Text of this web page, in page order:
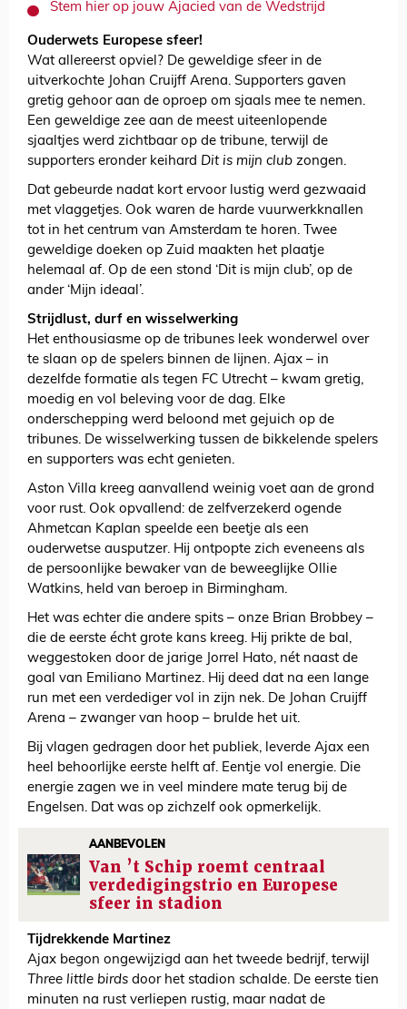
Stem hier op jouw Ajacied van de Wedstrijd
Ouderwets Europese sfeer!
Wat allereerst opviel? De geweldige sfeer in de
uitverkochte Johan Cruijff Arena. Supporters gaven
gretig gehoor aan de oproep om sjaals mee te nemen.
Een geweldige zee aan de meest uiteenlopende
sjaaltjes werd zichtbaar op de tribune, terwijl de
supporters eronder keihard Dit is mijn club zongen.
Dat gebeurde nadat kort ervoor lustig werd gezwaaid
met vlaggetjes. Ook waren de harde vuurwerkknallen
tot in het centrum van Amsterdam te horen. Twee
geweldige doeken op Zuid maakten het plaatje
helemaal af. Op de een stond ‘Dit is mijn club’, op de
ander ‘Mijn ideaal’.
Strijdlust, durf en wisselwerking
Het enthousiasme op de tribunes leek wonderwel over
te slaan op de spelers binnen de lijnen. Ajax – in
dezelfde formatie als tegen FC Utrecht – kwam gretig,
moedig en vol beleving voor de dag. Elke
onderschepping werd beloond met gejuich op de
tribunes. De wisselwerking tussen de bikkelende spelers
en supporters was echt genieten.
Aston Villa kreeg aanvallend weinig voet aan de grond
voor rust. Ook opvallend: de zelfverzekerd ogende
Ahmetcan Kaplan speelde een beetje als een
ouderwetse ausputzer. Hij ontpopte zich eveneens als
de persoonlijke bewaker van de beweeglijke Ollie
Watkins, held van beroep in Birmingham.
Het was echter die andere spits – onze Brian Brobbey –
die de eerste écht grote kans kreeg. Hij prikte de bal,
weggestoken door de jarige Jorrel Hato, nét naast de
goal van Emiliano Martinez. Hij deed dat na een lange
run met een verdediger vol in zijn nek. De Johan Cruijff
Arena – zwanger van hoop – brulde het uit.
Bij vlagen gedragen door het publiek, leverde Ajax een
heel behoorlijke eerste helft af. Eentje vol energie. Die
energie zagen we in veel mindere mate terug bij de
Engelsen. Dat was op zichzelf ook opmerkelijk.
AANBEVOLEN
Van ’t Schip roemt centraal
verdedigingstrio en Europese
sfeer in stadion
Tijdrekkende Martinez
Ajax begon ongewijzigd aan het tweede bedrijf, terwijl
Three little birds door het stadion schalde. De eerste tien
minuten na rust verliepen rustig, maar nadat de